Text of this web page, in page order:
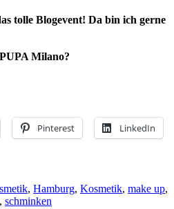
tolle Blogevent! Da bin ich gerne
Milano?
Pinterest LinkedIn
, Hamburg, Kosmetik, make up,
, schminken